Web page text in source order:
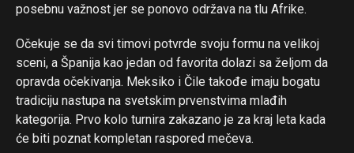
posebnu važnost jer se ponovo održava na tlu Afrike.
Očekuje se da svi timovi potvrde svoju formu na velikoj
sceni, a Španija kao jedan od favorita dolazi sa željom da
opravda očekivanja. Meksiko i Čile takođe imaju bogatu
tradiciju nastupa na svetskim prvenstvima mlađih
kategorija. Prvo kolo turnira zakazano je za kraj leta kada
će biti poznat kompletan raspored mečeva.